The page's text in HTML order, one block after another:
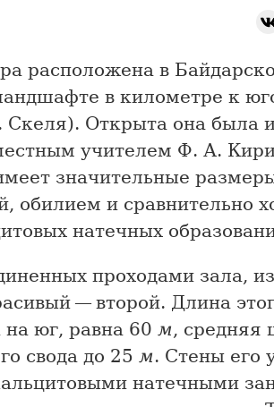
расположена в
в километре к
Скеля). Открыта она была
учителем Ф. А.
значительные
обилием и сравнительно
натечных
проходами зала,
— второй. Длина
на юг, равна 60 м, средняя
свода до 25 м. Стены его
натечными